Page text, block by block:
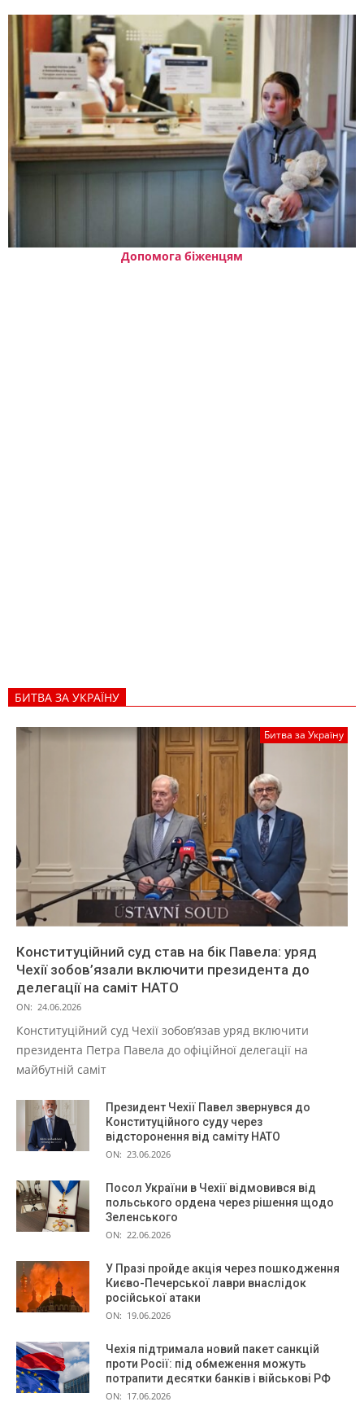
Допомога біженцям
БИТВА ЗА УКРАЇНУ
Битва за Україну
Конституційний суд став на бік Павела: уряд
Чехії зобов’язали включити президента до
делегації на саміт НАТО
ON: 24.06.2026
Конституційний суд Чехії зобов’язав уряд включити
президента Петра Павела до офіційної делегації на
майбутній саміт
Президент Чехії Павел звернувся до
Конституційного суду через
відсторонення від саміту НАТО
ON: 23.06.2026
Посол України в Чехії відмовився від
польського ордена через рішення щодо
Зеленського
ON: 22.06.2026
У Празі пройде акція через пошкодження
Києво-Печерської лаври внаслідок
російської атаки
ON: 19.06.2026
Чехія підтримала новий пакет санкцій
проти Росії: під обмеження можуть
потрапити десятки банків і військові РФ
ON: 17.06.2026